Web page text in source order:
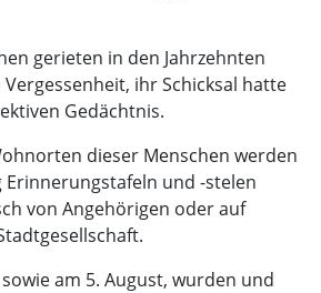
gerieten in den Jahrzehnten
ihr Schicksal hatte
Gedächtnis.
dieser Menschen werden
und -stelen
von Angehörigen oder auf
am 5. August, wurden und